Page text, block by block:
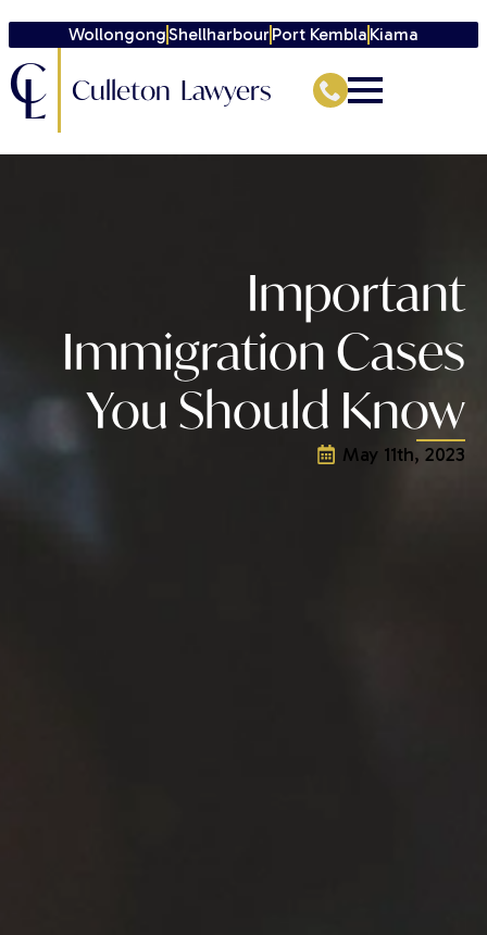
WollongongShellharbourPort Kembla Kiama
C
L Culleton Lawyers
Important
Immigration Cases
You Should Know
May 11th, 2023